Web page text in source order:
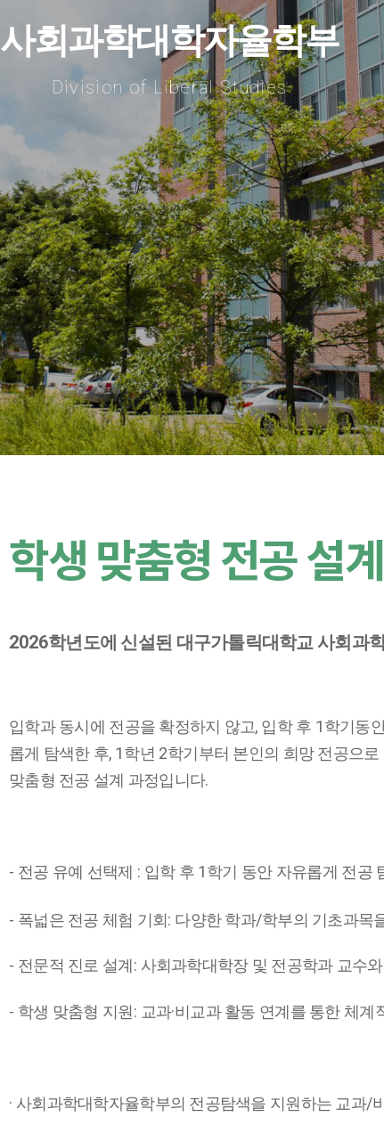
사회과학대학자율학부
Division of Liberal Studies
학생 맞춤형 전공 설
2026학년도에 신설된 대구가톨릭대학교 사회과
입학과 동시에 전공을 확정하지 않고, 입학 후 1 학기동
롭게 탐색한 후, 1 학년 2학기부터 본인의 희망 전공으
맞춤형 전공 설계 과정입니다.
- 전공 유예 선택제 : 입학 후 1 학기 동안 자유롭게 전공
- 폭넓은 전공 체험 기회: 다양한 학과/학부의 기초과목
- 전문적 진로 설계 : 사회과학대학장 및 전공학과 교수와
- 학생 맞춤형 지원 : 교과·비교과 활동 연계를 통한 체계
· 사회과학대학자율학부의 전공탐색을 지원하는 교과/